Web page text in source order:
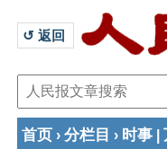
↺ 返回
首页 › 分栏目 › 时事